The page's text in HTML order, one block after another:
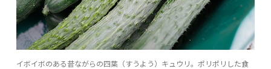
イボイボのある昔ながらの四葉（すうよう）キュウリ。ポリポリした食